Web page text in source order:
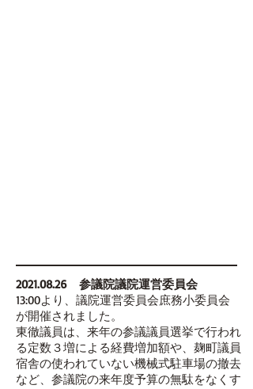
2021.08.26 参議院議院運営委員会
13:00より、議院運営委員会庶務小委員会
が開催されました。
東徹議員は、来年の参議議員選挙で行われ
る定数３増による経費増加額や、麹町議員
宿舎の使われていない機械式駐車場の撤去
など、参議院の来年度予算の無駄をなくす